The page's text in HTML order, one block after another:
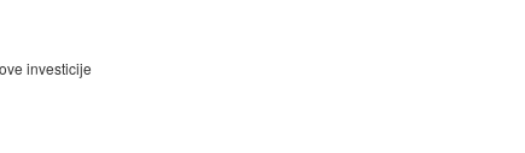
investicije